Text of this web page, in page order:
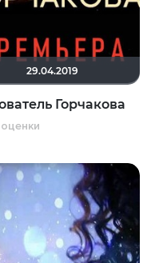
29.04.2019
Горчакова